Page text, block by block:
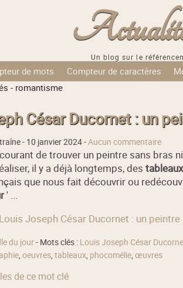
Un blog sur le
de mots Compteur de caractères
- romantisme
César Ducornet : un
- 10 janvier 2024-Aucun commentaire
de trouver un peintre sans bras
il y a déjà longtemps, des tableaux
que nous fait découvrir ou
' ...
Joseph César Ducornet : un
du jour- Mots clés : Louis Joseph César
, oeuvres, tableaux, phocomélie, œuvres
de ce mot clé